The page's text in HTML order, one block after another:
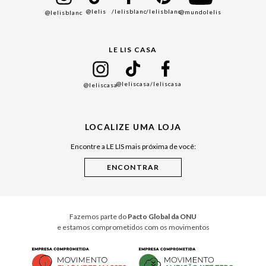
Black Friday
Cuidados Casa
@lelisblanc @lelis /lelisblanc/lelisblanc@mundolelis
LE LIS CASA
@leliscasa@leliscasa/leliscasa
LOCALIZE UMA LOJA
Encontre a LE LIS mais próxima de você:
Fazemos parte do Pacto Global da ONU
e estamos comprometidos com os movimentos